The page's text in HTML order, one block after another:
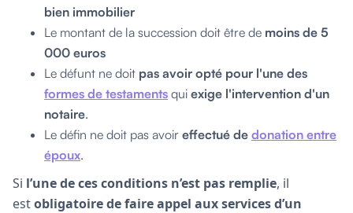
bien immobilier
Le montant de la succession doit être de moins de 5
000 euros
Le défunt ne doit pas avoir opté pour l'une des
formes de testaments qui exige l'intervention d'un
notaire.
Le défin ne doit pas avoir effectué de donation entre
époux.
Si l’une de ces conditions n’est pas remplie, il
estobligatoire de faire appel aux services d’un